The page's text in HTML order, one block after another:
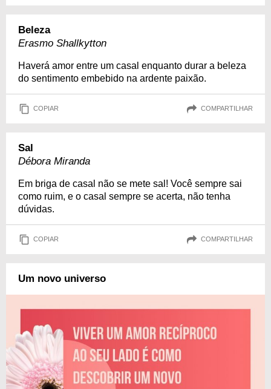
Beleza
Erasmo Shallkytton
Haverá amor entre um casal enquanto durar a beleza
do sentimento embebido na ardente paixão.
COPIAR COMPARTILHAR
Sal
Débora Miranda
Em briga de casal não se mete sal! Você sempre sai
como ruim, e o casal sempre se acerta, não tenha
dúvidas.
COPIAR COMPARTILHAR
Um novo universo